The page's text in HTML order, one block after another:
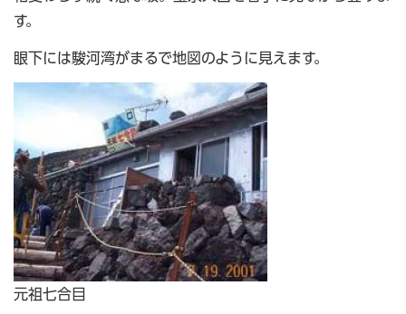
す。
眼下には駿河湾がまるで地図のように見えます。
元祖七合目